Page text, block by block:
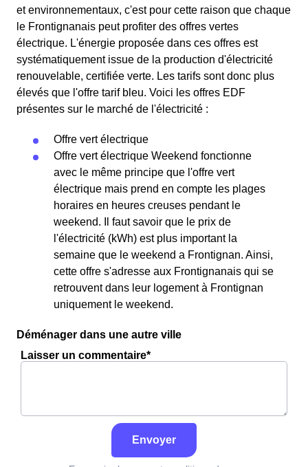
et environnementaux, c'est pour cette raison que chaque
le Frontignanais peut profiter des offres vertes
électrique. L'énergie proposée dans ces offres est
systématiquement issue de la production d'électricité
renouvelable, certifiée verte. Les tarifs sont donc plus
élevés que l'offre tarif bleu. Voici les offres EDF
présentes sur le marché de l'électricité :
Offre vert électrique
Offre vert électrique Weekend fonctionne
avec le même principe que l'offre vert
électrique mais prend en compte les plages
horaires en heures creuses pendant le
weekend. Il faut savoir que le prix de
l'électricité (kWh) est plus important la
semaine que le weekend a Frontignan. Ainsi,
cette offre s'adresse aux Frontignanais qui se
retrouvent dans leur logement à Frontignan
uniquement le weekend.
Déménager dans une autre ville
Laisser un commentaire*
Envoyer